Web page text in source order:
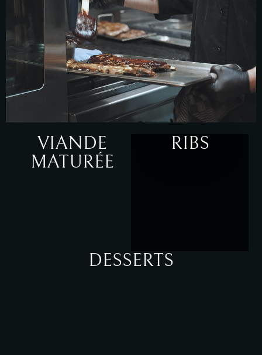
VIANDE
MATURÉE
RIBS
DESSERTS